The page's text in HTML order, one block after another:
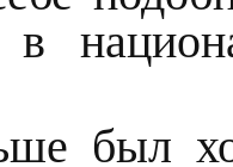
был